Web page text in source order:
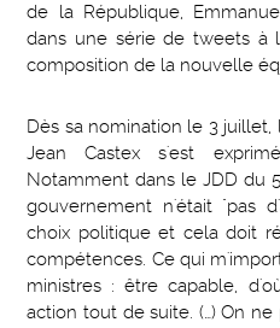
de la République,
dans une série de tweets à
composition de la nouvelle
Dès sa nomination le 3
Jean Castex s'est
Notamment dans le JDD du
gouvernement n'était "pas
choix politique et cela doit
compétences. Ce qui
ministres : être capable,
action tout de suite. (…) On